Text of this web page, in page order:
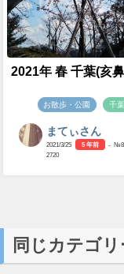
2021年 春 千葉(亥
お散歩・公園 千
まてぃさん
2021/3/25 5 年前
-
2720
同じカテゴ